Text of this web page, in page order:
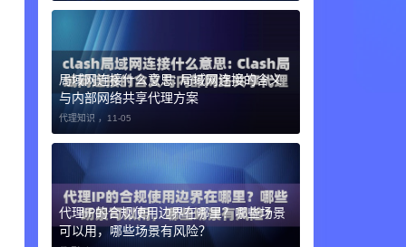
局域网连接什么意思: 局域网连接的含义
与内部网络共享代理方案
代理IP的合规使用边界在哪里？哪些场景
可以用，哪些场景有风险？
代理知识 ，